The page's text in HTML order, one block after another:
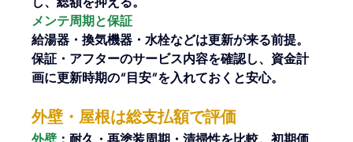
メンテ周期と保証
給湯器・換気機器・水栓などは更新が来る前提。
保証・アフターのサービス内容を確認し、資金計
画に更新時期の“目安”を入れておくと安心。
外壁・屋根は総支払額で評価